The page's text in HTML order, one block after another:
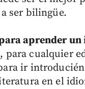
ser bilingüe.
aprender un
para cualquier
ir
en el